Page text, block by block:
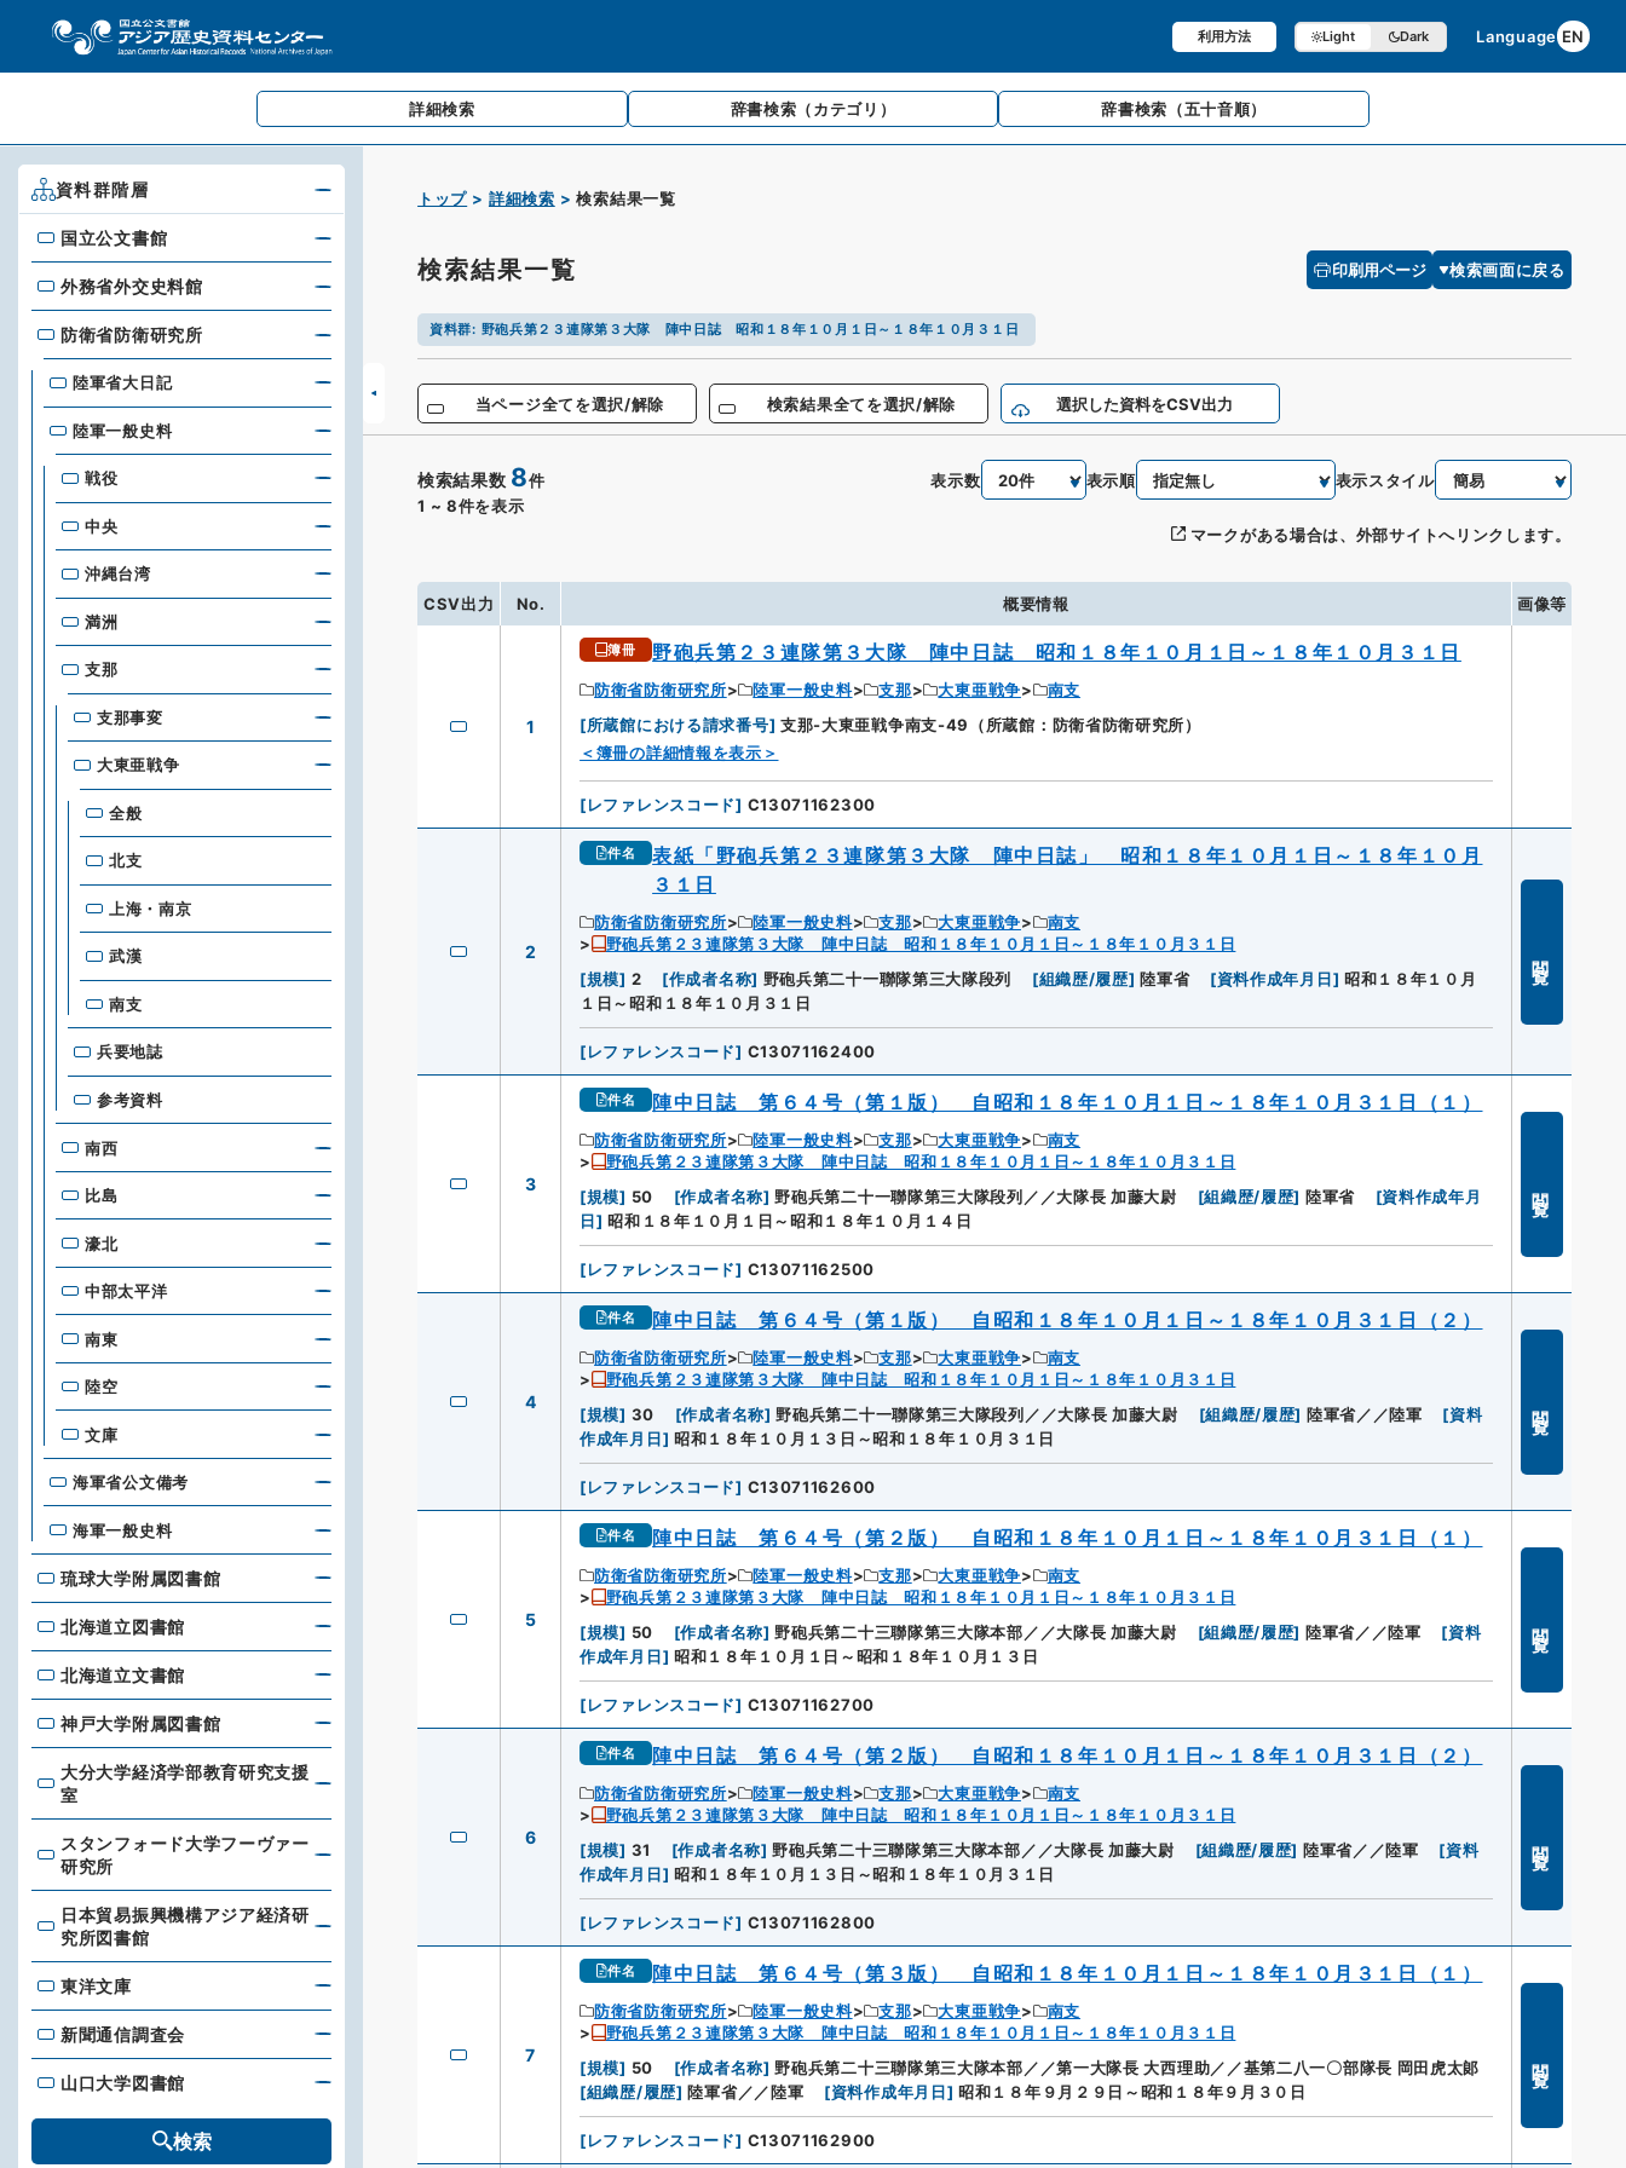
利用方法 Light Dark Language EN
詳細検索 辞書検索 （カテゴリ） 辞書検索 （五十音順）
トップ 詳細検索 検索結果一覧
検索結果一覧 印刷用ページ 検索画面に戻る
資料群: 野砲兵第２３連隊第３大隊 陣中日誌 昭和１８年１０月１日～１８年１０月３１日
当ページ全てを選択/解除 検索結果全てを選択/解除 選択した資料をCSV出力
検索結果数 8件
1 ~ 8件を表示
表示数 表示順 表示スタイル
マークがある場合は、外部サイトへリンクします。
CSV出力 No. 概要情報 画像等
1
簿冊 野砲兵第２３連隊第３大隊 陣中日誌 昭和１８年１０月１日～１８年１０月３１日
防衛省防衛研究所 陸軍一般史料 支那 大東亜戦争
南支
[所蔵館における請求番号] 支那-大東亜戦争南支-49（所蔵館：防衛省防衛研究所）
＜簿冊の詳細情報を表示＞
[レファレンスコード] C13071162300
2
件名
表紙「野砲兵第２３連隊第３大隊 陣中日誌」 昭和１８年１０月１日～１８年１０月
３１日
防衛省防衛研究所 陸軍一般史料 支那 大東亜戦争
南支
野砲兵第２３連隊第３大隊 陣中日誌 昭和１８年１０月１日～１８年１０月３１日
[規模] 2 [作成者名称] 野砲兵第二十一聯隊第三大隊段列 [組織歴/履歴] 陸軍省 [資料作成年月日] 昭和１８年１０月
１日～昭和１８年１０月３１日
[レファレンスコード] C13071162400
3
件名 陣中日誌 第６４号（第１版） 自昭和１８年１０月１日～１８年１０月３１日（１）
防衛省防衛研究所 陸軍一般史料 支那 大東亜戦争
南支
野砲兵第２３連隊第３大隊 陣中日誌 昭和１８年１０月１日～１８年１０月３１日
[規模] 50 [作成者名称] 野砲兵第二十一聯隊第三大隊段列／／大隊長 加藤大尉 [組織歴/履歴] 陸軍省 [資料作成年月
日] 昭和１８年１０月１日～昭和１８年１０月１４日
[レファレンスコード] C13071162500
4
件名 陣中日誌 第６４号（第１版） 自昭和１８年１０月１日～１８年１０月３１日（２）
防衛省防衛研究所 陸軍一般史料 支那 大東亜戦争
南支
野砲兵第２３連隊第３大隊 陣中日誌 昭和１８年１０月１日～１８年１０月３１日
[規模] 30 [作成者名称] 野砲兵第二十一聯隊第三大隊段列／／大隊長 加藤大尉 [組織歴/履歴] 陸軍省／／陸軍 [資料
作成年月日] 昭和１８年１０月１３日～昭和１８年１０月３１日
[レファレンスコード] C13071162600
5
件名 陣中日誌 第６４号（第２版） 自昭和１８年１０月１日～１８年１０月３１日（１）
防衛省防衛研究所 陸軍一般史料 支那 大東亜戦争
南支
野砲兵第２３連隊第３大隊 陣中日誌 昭和１８年１０月１日～１８年１０月３１日
[規模] 50 [作成者名称] 野砲兵第二十三聯隊第三大隊本部／／大隊長 加藤大尉 [組織歴/履歴] 陸軍省／／陸軍 [資料
作成年月日] 昭和１８年１０月１日～昭和１８年１０月１３日
[レファレンスコード] C13071162700
6
件名 陣中日誌 第６４号（第２版） 自昭和１８年１０月１日～１８年１０月３１日（２）
防衛省防衛研究所 陸軍一般史料 支那 大東亜戦争
南支
野砲兵第２３連隊第３大隊 陣中日誌 昭和１８年１０月１日～１８年１０月３１日
[規模] 31 [作成者名称] 野砲兵第二十三聯隊第三大隊本部／／大隊長 加藤大尉 [組織歴/履歴] 陸軍省／／陸軍 [資料
作成年月日] 昭和１８年１０月１３日～昭和１８年１０月３１日
[レファレンスコード] C13071162800
7
件名 陣中日誌 第６４号（第３版） 自昭和１８年１０月１日～１８年１０月３１日（１）
防衛省防衛研究所 陸軍一般史料 支那 大東亜戦争
南支
野砲兵第２３連隊第３大隊 陣中日誌 昭和１８年１０月１日～１８年１０月３１日
[規模] 50 [作成者名称] 野砲兵第二十三聯隊第三大隊本部／／第一大隊長 大西理助／／基第二八一〇部隊長 岡田虎太郞
[組織歴/履歴] 陸軍省／／陸軍 [資料作成年月日] 昭和１８年９月２９日～昭和１８年９月３０日
[レファレンスコード] C13071162900
資料群階層
国立公文書館
国立公文書館
外務省外交史料館
外務省外交史料館
防衛省防衛研究所
防衛省防衛研究所
陸軍省大日記
陸軍一般史料
戦役
中央
沖縄台湾
満洲
支那
支那事変
大東亜戦争
全般
北支
上海・南京
武漢
南支
兵要地誌
参考資料
南西
比島
濠北
中部太平洋
南東
陸空
文庫
海軍省公文備考
海軍一般史料
琉球大学附属図書館
琉球大学附属図書館
北海道立図書館
北海道立図書館
北海道立文書館
北海道立文書館
神戸大学附属図書館
神戸大学附属図書館
大分大学経済学部教育研究支援室
大分大学経済学部教育研究支援
室
スタンフォード大学フーヴァー研究所
スタンフォード大学フーヴァー
研究所
日本貿易振興機構アジア経済研究所図書館
日本貿易振興機構アジア経済研
究所図書館
東洋文庫
東洋文庫
新聞通信調査会
新聞通信調査会
山口大学図書館
山口大学図書館
検索